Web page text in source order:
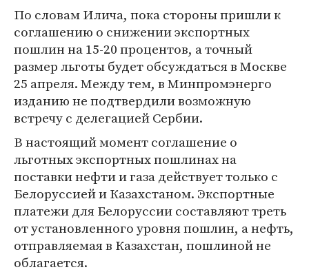
По словам Илича, пока стороны пришли к
соглашению о снижении экспортных
пошлин на 15-20 процентов, а точный
размер льготы будет обсуждаться в Москве
25 апреля. Между тем, в Минпромэнерго
изданию не подтвердили возможную
встречу с делегацией Сербии.
В настоящий момент соглашение о
льготных экспортных пошлинах на
поставки нефти и газа действует только с
Белоруссией и Казахстаном. Экспортные
платежи для Белоруссии составляют треть
от установленного уровня пошлин, а нефть,
отправляемая в Казахстан, пошлиной не
облагается.